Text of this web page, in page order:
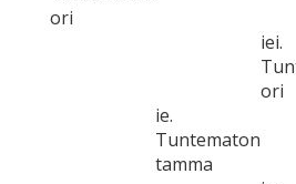
ori
ie.
Tuntematon
tamma
iei.
ori